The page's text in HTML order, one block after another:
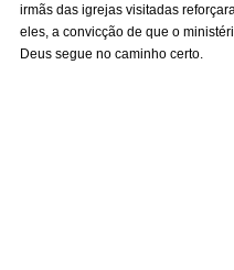
irmãs das igrejas visitadas
eles, a convicção de que o
Deus segue no caminho certo.